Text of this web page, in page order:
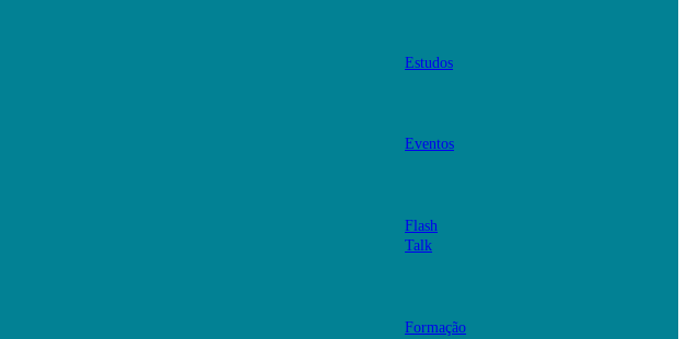
Estudos
Eventos
Flash
Talk
Formação